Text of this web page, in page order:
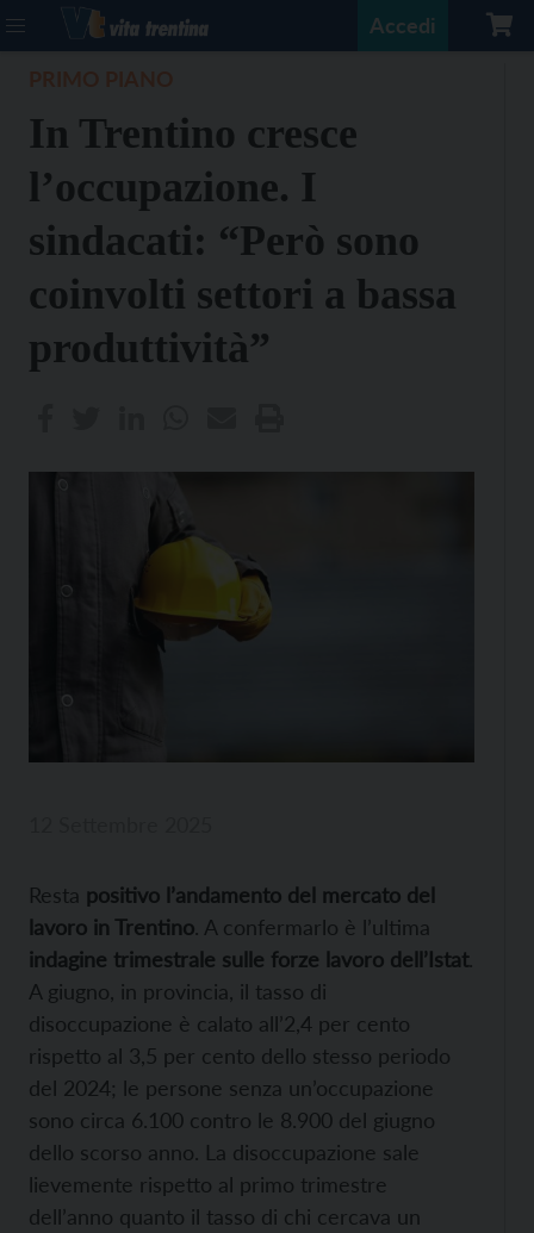
Accedi
In Trentino cresce
l’occupazione. I
sindacati: “Però sono
coinvolti settori a bassa
produttività”
Resta positivo l’andamento del mercato del
lavoro in Trentino. A confermarlo è l’ultima
indagine trimestrale sulle forze lavoro dell’Istat.
A giugno, in provincia, il tasso di
disoccupazione è calato all’2,4 per cento
rispetto al 3,5 per cento dello stesso periodo
del 2024; le persone senza un’occupazione
sono circa 6.100 contro le 8.900 del giugno
dello scorso anno. La disoccupazione sale
lievemente rispetto al primo trimestre
dell’anno quanto il tasso di chi cercava un